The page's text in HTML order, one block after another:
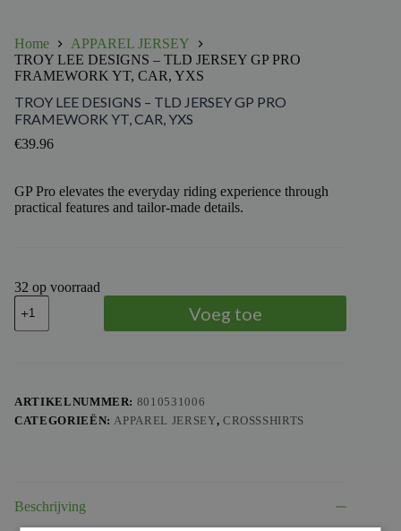
Home
APPAREL JERSEY
TROY LEE DESIGNS – TLD JERSEY GP PRO
FRAMEWORK YT, CAR, YXS
TROY LEE DESIGNS – TLD JERSEY GP PRO
FRAMEWORK YT, CAR, YXS
€39.96
GP Pro elevates the everyday riding experience through
practical features and tailor-made details.
32 op voorraad
TROY
LEE
DESIGNS
PRO
FRAMEWORK
Voeg toe
ARTIKELNUMMER: 8010531006
CATEGORIEËN: APPAREL JERSEY, CROSSSHIRTS
Beschrijving